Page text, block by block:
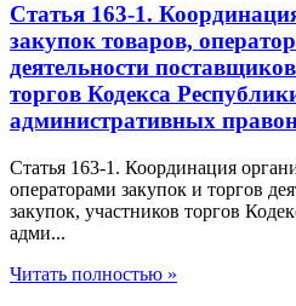
Статья 163-1.
закупок товаров,
деятельности
торгов Кодекса
административных
Статья 163-1. Координация
операторами закупок и торгов
закупок, участников торгов
адми...
Читать полностью »